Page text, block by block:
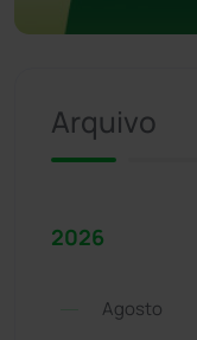
Arquivo
2026
Agosto